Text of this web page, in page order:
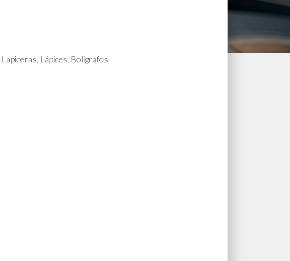
Lapiceras, Lápices, Bolígrafos